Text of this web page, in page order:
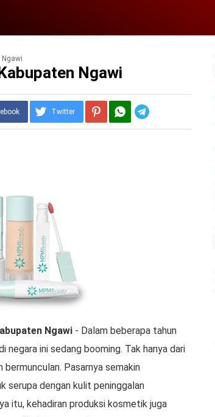
Ngawi
Ngawi
Twitter
Ngawi - Dalam beberapa tahun
ini sedang booming. Tak hanya dari
Pasarnya semakin
serupa dengan kulit peninggalan
itu, kehadiran produksi kosmetik juga